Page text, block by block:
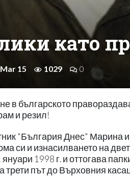
като
15 1029 0
в българското
и резил!
"България Днес" Марина и
си и изнасилването на
1998 г. и оттогава
трети път до Върховния